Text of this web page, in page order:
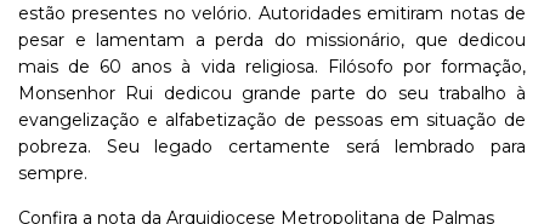
estão presentes no velório. Autoridades emitiram notas de
pesar e lamentam a perda do missionário, que dedicou
mais de 60 anos à vida religiosa. Filósofo por formação,
Monsenhor Rui dedicou grande parte do seu trabalho à
evangelização e alfabetização de pessoas em situação de
pobreza. Seu legado certamente será lembrado para
sempre.
Confira a nota da Arquidiocese Metropolitana de Palmas